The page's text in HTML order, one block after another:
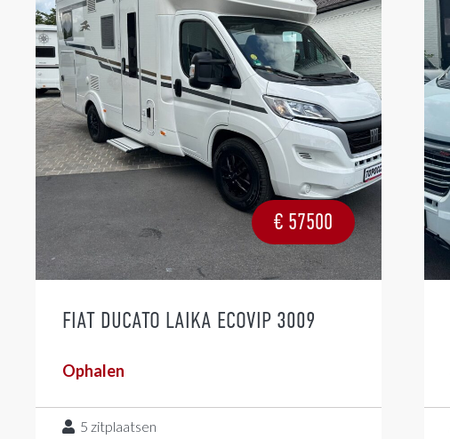
€ 57500
FIAT DUCATO LAIKA ECOVIP 3009
Ophalen
5 zitplaatsen